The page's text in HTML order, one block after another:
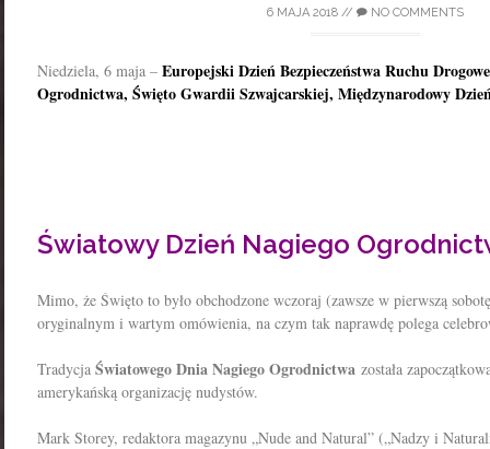
6 MAJA 2018 // NO COMMENTS
Niedziela, 6 maja – Europejski Dzień Bezpieczeństwa Ruchu
Ogrodnictwa, Święto Gwardii Szwajcarskiej, Międzynarodowy
Światowy Dzień Nagiego
Mimo, że Święto to było obchodzone wczoraj (zawsze w pierwszą
oryginalnym i wartym omówienia, na czym tak naprawdę polega
Tradycja Światowego Dnia Nagiego Ogrodnictwa została
amerykańską organizację nudystów.
Mark Storey, redaktora magazynu „Nude and Natural” („Nadzy i